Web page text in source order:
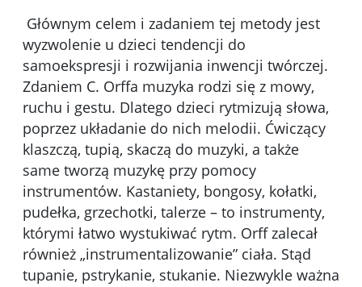
Głównym celem i zadaniem tej metody jest
wyzwolenie u dzieci tendencji do
samoekspresji i rozwijania inwencji twórczej.
Zdaniem C. Orffa muzyka rodzi się z mowy,
ruchu i gestu. Dlatego dzieci rytmizują słowa,
poprzez układanie do nich melodii. Ćwiczący
klaszczą, tupią, skaczą do muzyki, a także
same tworzą muzykę przy pomocy
instrumentów. Kastaniety, bongosy, kołatki,
pudełka, grzechotki, talerze – to instrumenty,
którymi łatwo wystukiwać rytm. Orff zalecał
również „instrumentalizowanie” ciała. Stąd
tupanie, pstrykanie, stukanie. Niezwykle ważna